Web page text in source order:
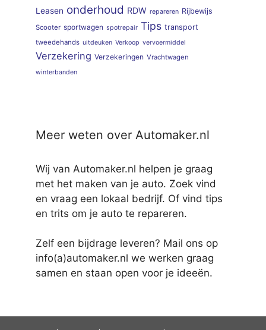
Leasen onderhoud RDW repareren Rijbewijs
Scooter sportwagen spotrepair Tips transport
tweedehands uitdeuken Verkoop vervoermiddel
Verzekering Verzekeringen Vrachtwagen
winterbanden
Meer weten over Automaker.nl
Wij van Automaker.nl helpen je graag
met het maken van je auto. Zoek vind
en vraag een lokaal bedrijf. Of vind tips
en trits om je auto te repareren.
Zelf een bijdrage leveren? Mail ons op
info(a)automaker.nl we werken graag
samen en staan open voor je ideeën.